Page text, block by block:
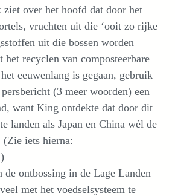
ziet over het hoofd dat door het
vruchten uit die ‘ooit zo rijke
uit die bossen worden
recyclen van composteerbare
eeuwenlang is gegaan, gebruik
(3 meer woorden) een
want King ontdekte dat door dit
landen als Japan en China wèl de
(Zie iets hierna:
de ontbossing in de Lage Landen
met het voedselsysteem te